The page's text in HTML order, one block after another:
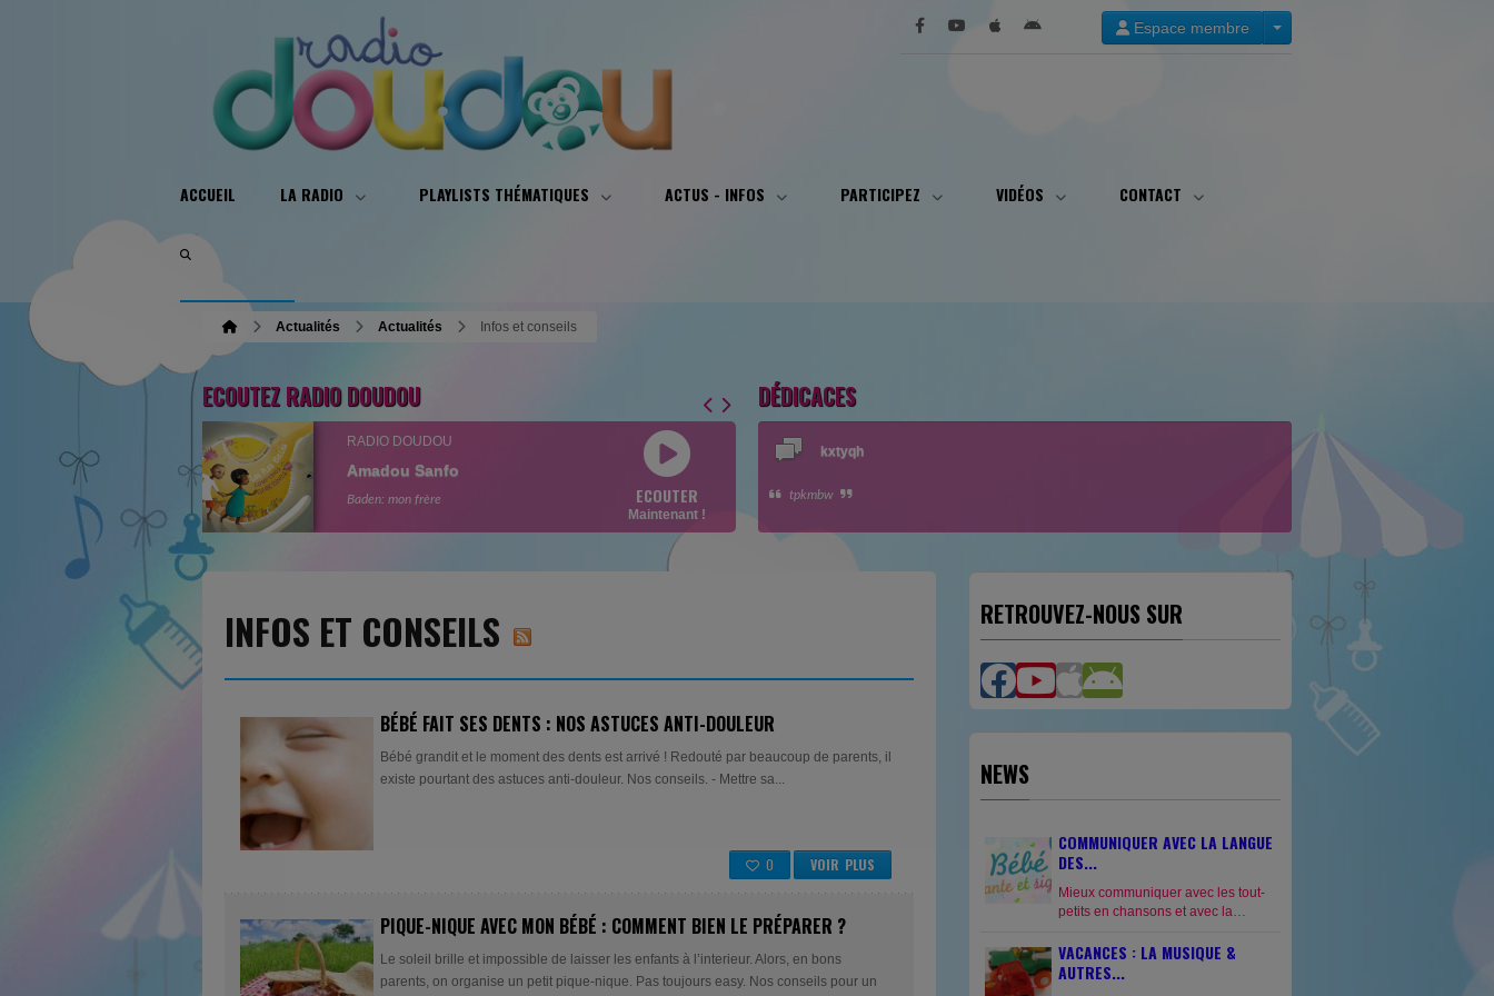
Espace membre
ACCUEIL LA RADIO PLAYLISTS THÉMATIQUES ACTUS - INFOS PARTICIPEZ VIDÉOS CONTACT
Actualités Actualités Infos et conseils
ECOUTEZ RADIO DOUDOU
ECOUTER
Maintenant !
RADIO DOUDOU
Amadou Sanfo
Baden: mon frère
DÉDICACES
kxtyqh
tpkmbw
INFOS ET CONSEILS
BÉBÉ FAIT SES DENTS : NOS ASTUCES ANTI-DOULEUR
Bébé grandit et le moment des dents est arrivé ! Redouté par beaucoup de parents, il
existe pourtant des astuces anti-douleur. Nos conseils. - Mettre sa...
VOIR PLUS
0
PIQUE-NIQUE AVEC MON BÉBÉ : COMMENT BIEN LE PRÉPARER ?
Le soleil brille et impossible de laisser les enfants à l’interieur. Alors, en bons
parents, on organise un petit pique-nique. Pas toujours easy. Nos conseils pour un
RETROUVEZ-NOUS SUR
NEWS
COMMUNIQUER AVEC LA LANGUE
DES...
Mieux communiquer avec les tout-
petits en chansons et avec la
possible ! Avant d'apprendre à
parler, un bébé est déjà agile de
VACANCES : LA MUSIQUE &
AUTRES...